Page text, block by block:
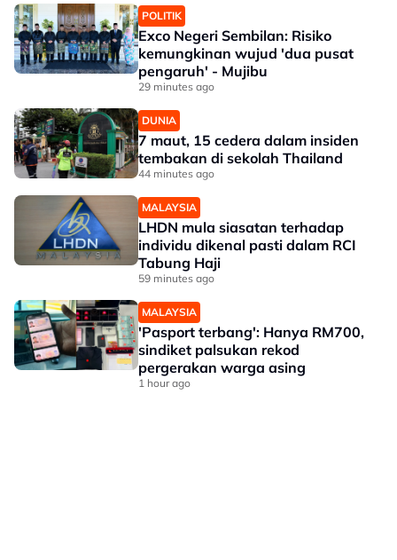
POLITIK
Exco Negeri Sembilan: Risiko
kemungkinan wujud 'dua pusat
pengaruh' - Mujibu
29 minutes ago
DUNIA
7 maut, 15 cedera dalam insiden
tembakan di sekolah Thailand
44 minutes ago
MALAYSIA
LHDN mula siasatan terhadap
individu dikenal pasti dalam RCI
Tabung Haji
59 minutes ago
MALAYSIA
'Pasport terbang': Hanya RM700,
sindiket palsukan rekod
pergerakan warga asing
1 hour ago